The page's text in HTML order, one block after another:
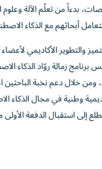
بدءاً من تعلّم الآلة وعلوم
أبحاثهم مع الذكاء
والتطوير الأكاديمي
زمالة روّاد الذكاء
خلال دعم نخبة الباحثين
وطنية في مجال الذكاء
استقبال الدفعة الأولى